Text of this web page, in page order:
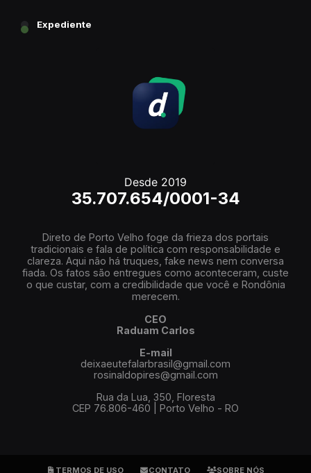
Expediente
Desde 2019
35.707.654/0001-34
Direto de Porto Velho foge da frieza dos portais
tradicionais e fala de política com responsabilidade e
clareza. Aqui não há truques, fake news nem conversa
fiada. Os fatos são entregues como aconteceram, custe
o que custar, com a credibilidade que você e Rondônia
merecem.
CEO
Raduam Carlos
E-mail
deixaeutefalarbrasil@gmail.com
rosinaldopires@gmail.com
Rua da Lua, 350, Floresta
CEP 76.806-460 | Porto Velho - RO
TERMOS DE USO CONTATO SOBRE NÓS